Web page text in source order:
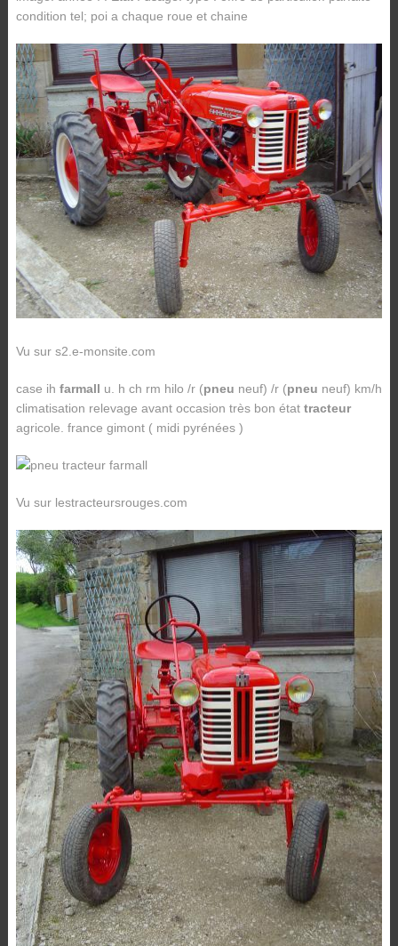
condition tel; poi a chaque roue et chaine
Vu sur s2.e-monsite.com
case ih farmall u. h ch rm hilo /r (pneu neuf) /r (pneu neuf) km/h
climatisation relevage avant occasion très bon état tracteur
agricole. france gimont ( midi pyrénées )
Vu sur lestracteursrouges.com